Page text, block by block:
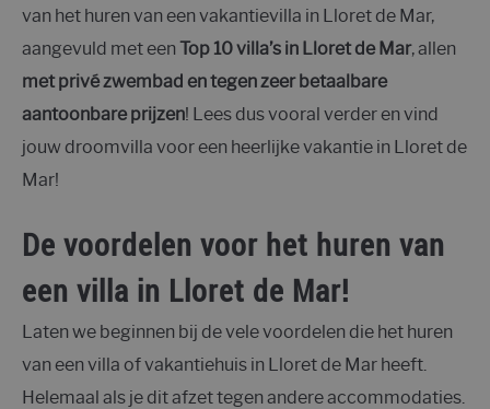
van het huren van een vakantievilla in Lloret de Mar,
aangevuld met een Top 10 villa’s in Lloret de Mar, allen
met privé zwembad en tegen zeer betaalbare
aantoonbare prijzen! Lees dus vooral verder en vind
jouw droomvilla voor een heerlijke vakantie in Lloret de
Mar!
De voordelen voor het huren van
een villa in Lloret de Mar!
Laten we beginnen bij de vele voordelen die het huren
van een villa of vakantiehuis in Lloret de Mar heeft.
Helemaal als je dit afzet tegen andere accommodaties.